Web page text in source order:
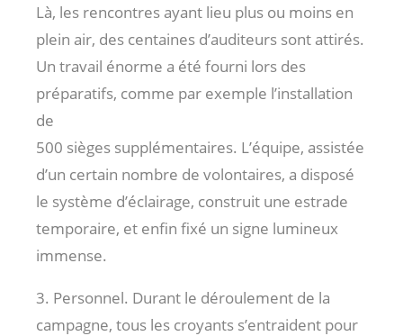
Là, les rencontres ayant lieu plus ou moins en
plein air, des centaines d’auditeurs sont attirés.
Un travail énorme a été fourni lors des
préparatifs, comme par exemple l’installation
de
500 sièges supplémentaires. L’équipe, assistée
d’un certain nombre de volontaires, a disposé
le système d’éclairage, construit une estrade
temporaire, et enfin fixé un signe lumineux
immense.
3. Personnel. Durant le déroulement de la
campagne, tous les croyants s’entraident pour